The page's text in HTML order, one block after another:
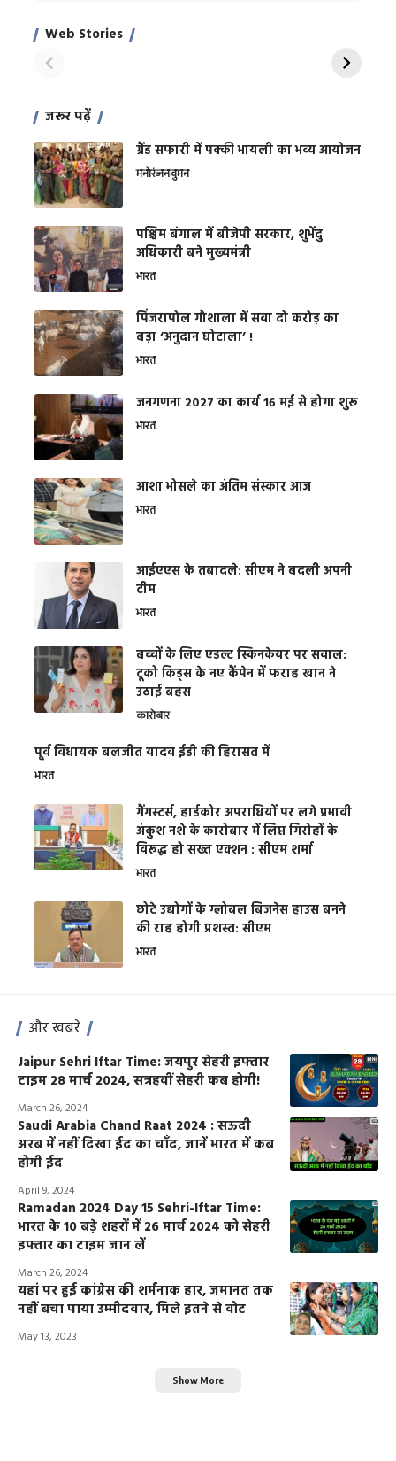
Web Stories
साहिल खान
जरूर पढ़ें
ग्रैंड सफारी में पक्की भायली का भव्य आयोजन
मनोरंजनवुमन
पश्चिम बंगाल में बीजेपी सरकार, शुभेंदु
अधिकारी बने मुख्यमंत्री
भारत
​पिंजरापोल गौशाला में सवा दो करोड़ का
बड़ा ‘अनुदान घोटाला’ !
भारत
जनगणना 2027 का कार्य 16 मई से होगा शुरू
भारत
आशा भोसले का अंतिम संस्कार आज
भारत
आईएएस के तबादले: सीएम ने बदली अपनी
टीम
भारत
बच्चों के लिए एडल्ट स्किनकेयर पर सवाल:
टूको किड्स के नए कैंपेन में फराह खान ने
उठाई बहस
कारोबार
पूर्व विधायक बलजीत यादव ईडी की हिरासत में
भारत
गैंगस्टर्स, हार्डकोर अपराधियों पर लगे प्रभावी
अंकुश नशे के कारोबार में लिप्त गिरोहों के
विरूद्ध हो सख्त एक्शन : सीएम शर्मा
भारत
छोटे उद्योगों के ग्लोबल बिजनेस हाउस बनने
की राह होगी प्रशस्त: सीएम
भारत
और खबरें
Jaipur Sehri Iftar Time: जयपुर सेहरी इफ्तार
टाइम 28 मार्च 2024, सत्रहवीं सेहरी कब होगी!
March 26, 2024
Saudi Arabia Chand Raat 2024 : सऊदी
अरब में नहीं दिखा ईद का चाँद, जानें भारत में कब
होगी ईद
April 9, 2024
Ramadan 2024 Day 15 Sehri-Iftar Time:
भारत के 10 बड़े शहरों में 26 मार्च 2024 को सेहरी
इफ्तार का टाइम जान लें
March 26, 2024
यहां पर हुई कांग्रेस की शर्मनाक हार, जमानत तक
नहीं बचा पाया उम्मीदवार, मिले इतने से वोट
May 13, 2023
Show More